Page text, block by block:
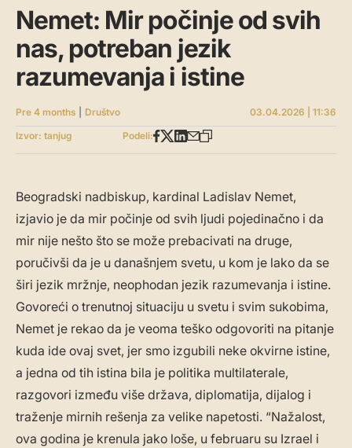
Nemet: Mir počinje od svih
nas, potreban jezik
razumevanja i istine
Pre 4 months Društvo
03.04.2026 | 11:36
Izvor: tanjug
Podeli:
Beogradski nadbiskup, kardinal Ladislav Nemet,
izjavio je da mir počinje od svih ljudi pojedinačno i da
mir nije nešto što se može prebacivati na druge,
poručivši da je u današnjem svetu, u kom je lako da se
širi jezik mržnje, neophodan jezik razumevanja i istine.
Govoreći o trenutnoj situaciju u svetu i svim sukobima,
Nemet je rekao da je veoma teško odgovoriti na pitanje
kuda ide ovaj svet, jer smo izgubili neke okvirne istine,
a jedna od tih istina bila je politika multilaterale,
razgovori između više država, diplomatija, dijalog i
traženje mirnih rešenja za velike napetosti. “Nažalost,
ova godina je krenula jako loše, u februaru su Izrael i